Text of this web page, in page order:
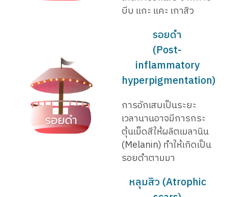
บีบ แกะ แคะ เกาสิว
รอยดำ
(Post-
inflammatory
hyperpigmentation)
การอักเสบเป็นระยะ
เวลานานอาจมีการกระ
ตุ้นเม็ดสีให้ผลิตเมลานิน
(Melanin) ทำให้เกิดเป็น
รอยดำตามมา
หลุมสิว (Atrophic